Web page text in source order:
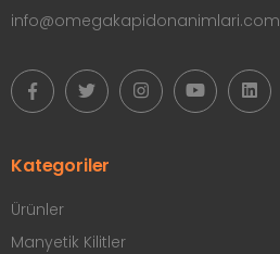
info@omegakapidonanimlari.com
Kategoriler
Ürünler
Manyetik Kilitler